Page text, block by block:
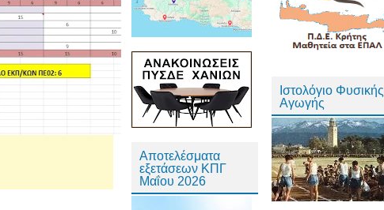
Αποτελέσματα
εξετάσεων ΚΠΓ
Μαΐου 2026
Ιστολόγιο Φυσικής
Αγωγής